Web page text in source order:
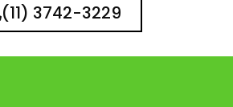
(11) 3742-3229